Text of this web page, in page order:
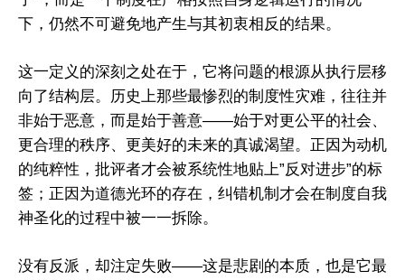
下，仍然不可避免地产生与其初衷相反的结果。
这一定义的深刻之处在于，它将问题的根源从执行层移
向了结构层。历史上那些最惨烈的制度性灾难，往往并
非始于恶意，而是始于善意——始于对更公平的社会、
更合理的秩序、更美好的未来的真诚渴望。正因为动机
的纯粹性，批评者才会被系统性地贴上”反对进步”的标
签；正因为道德光环的存在，纠错机制才会在制度自我
神圣化的过程中被一一拆除。
没有反派，却注定失败——这是悲剧的本质，也是它最